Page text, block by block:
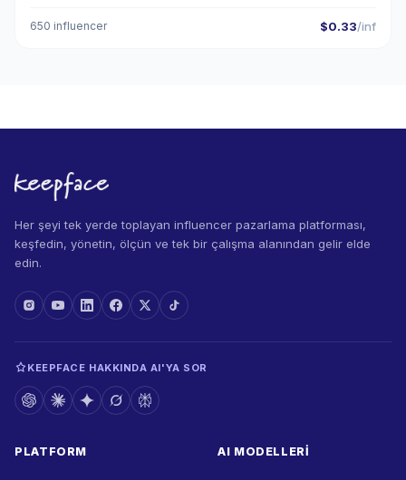
650 influencer $0.33/inf
Her şeyi tek yerde toplayan influencer pazarlama platforması,
keşfedin, yönetin, ölçün ve tek bir çalışma alanından gelir elde
edin.
KEEPFACE HAKKINDA AI'YA SOR
PLATFORM AI MODELLERI